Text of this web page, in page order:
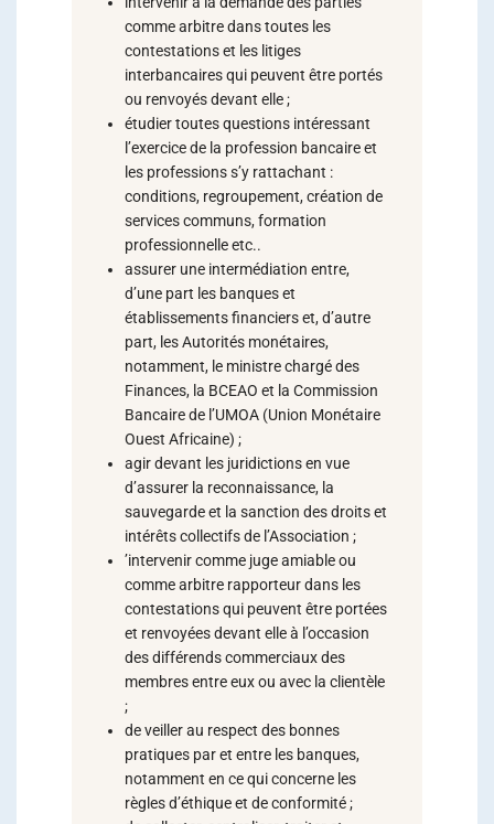
comme arbitre dans toutes les
contestations et les litiges
interbancaires qui peuvent être portés
ou renvoyés devant elle ;
étudier toutes questions intéressant
l’exercice de la profession bancaire et
les professions s’y rattachant :
conditions, regroupement, création de
services communs, formation
professionnelle etc..
assurer une intermédiation entre,
d’une part les banques et
établissements financiers et, d’autre
part, les Autorités monétaires,
notamment, le ministre chargé des
Finances, la BCEAO et la Commission
Bancaire de l’UMOA (Union Monétaire
Ouest Africaine) ;
agir devant les juridictions en vue
d’assurer la reconnaissance, la
sauvegarde et la sanction des droits et
intérêts collectifs de l’Association ;
’intervenir comme juge amiable ou
comme arbitre rapporteur dans les
contestations qui peuvent être portées
et renvoyées devant elle à l’occasion
des différends commerciaux des
membres entre eux ou avec la clientèle
;
de veiller au respect des bonnes
pratiques par et entre les banques,
notamment en ce qui concerne les
règles d’éthique et de conformité ;